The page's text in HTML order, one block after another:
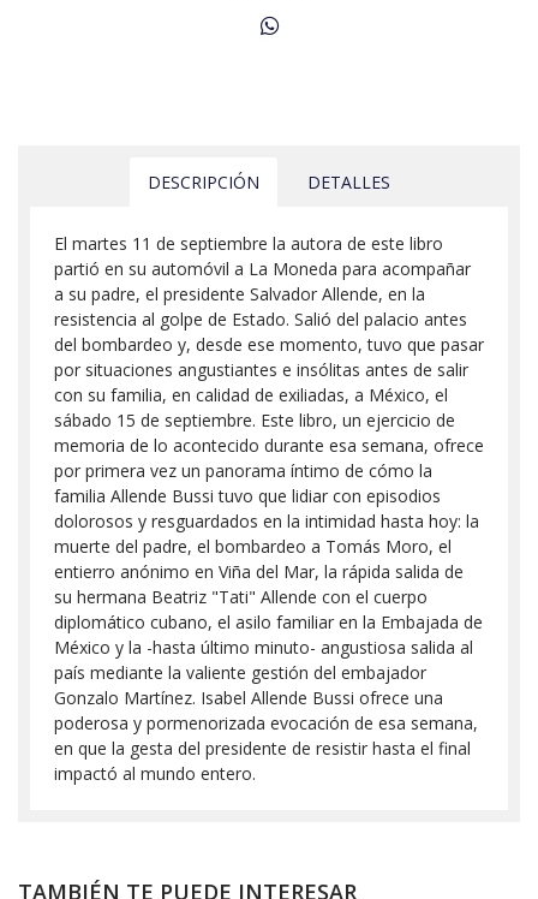
DESCRIPCIÓN DETALLES
El martes 11 de septiembre la autora de este libro
partió en su automóvil a La Moneda para acompañar
a su padre, el presidente Salvador Allende, en la
resistencia al golpe de Estado. Salió del palacio antes
del bombardeo y, desde ese momento, tuvo que pasar
por situaciones angustiantes e insólitas antes de salir
con su familia, en calidad de exiliadas, a México, el
sábado 15 de septiembre. Este libro, un ejercicio de
memoria de lo acontecido durante esa semana, ofrece
por primera vez un panorama íntimo de cómo la
familia Allende Bussi tuvo que lidiar con episodios
dolorosos y resguardados en la intimidad hasta hoy: la
muerte del padre, el bombardeo a Tomás Moro, el
entierro anónimo en Viña del Mar, la rápida salida de
su hermana Beatriz "Tati" Allende con el cuerpo
diplomático cubano, el asilo familiar en la Embajada de
México y la -hasta último minuto- angustiosa salida al
país mediante la valiente gestión del embajador
Gonzalo Martínez. Isabel Allende Bussi ofrece una
poderosa y pormenorizada evocación de esa semana,
en que la gesta del presidente de resistir hasta el final
impactó al mundo entero.
TAMBIÉN TE PUEDE INTERESAR